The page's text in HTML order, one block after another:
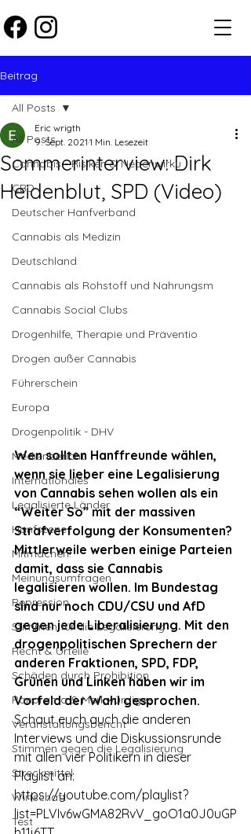
Beitrag
All Posts
Cannabis - Risiken & Nebenwirku
CBD
Deutscher Hanfverband
Cannabis als Medizin
Deutschland
Cannabis als Rohstoff und Nahrungsm
Cannabis Social Clubs
Drogenhilfe, Therapie und Präventio
Drogen außer Cannabis
Führerschein
Europa
Drogenpolitik - DHV
Medienbericht
Internationales
Legalisierte Länder
Hanfszene
Mitmachen!
Meinungsumfragen
Repression
Stimmen für die Legalisierung
Recht & Urteile
Schäden durch Prohibition
Panorama & Merkwürdiges
Veranstaltungsbericht
Stimmen gegen die Legalisierung
Streckmittel
Wirtschaft
Test
All Posts
Sommerinterview: Dirk
Heidenblut, SPD (Video)
Eric wrigth
9. Sept. 2021 1 Min. Lesezeit
Wen sollten Hanffreunde wählen,
wenn sie lieber eine Legalisierung
von Cannabis sehen wollen als ein
“Weiter So” mit der massiven
Strafverfolgung der Konsumenten?
Mittlerweile werben einige Parteien
damit, dass sie Cannabis
legalisieren wollen. Im Bundestag
sind nur noch CDU/CSU und AfD
gegen jede Liberalisierung. Mit den
drogenpolitischen Sprechern der
anderen Fraktionen, SPD, FDP,
Grünen und Linken haben wir im
Vorfeld der Wahl gesprochen.
Schaut euch auch die anderen
Interviews und die Diskussionsrunde
mit allen vier Politikern in dieser
Playlist an:
https://youtube.com/playlist?
list=PLVIv6wGMA82RvV_goO1a0J0uGP